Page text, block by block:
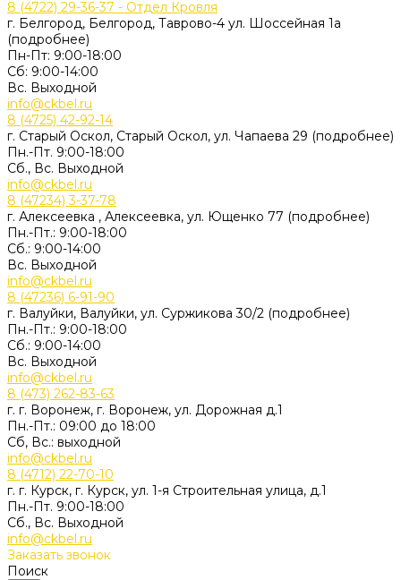
8 (4722) 29-36-37 - Отдел Кровля
г. Белгород, Белгород, Таврово-4 ул. Шоссейная 1а
(подробнее)
Пн-Пт: 9:00-18:00
Cб: 9:00-14:00
Вс. Выходной
info@ckbel.ru
8 (4725) 42-92-14
г. Старый Оскол, Старый Оскол, ул. Чапаева 29 (подробнее)
Пн.-Пт. 9:00-18:00
Сб., Вс. Выходной
info@ckbel.ru
8 (47234) 3-37-78
г. Алексеевка , Алексеевка, ул. Ющенко 77 (подробнее)
Пн.-Пт.: 9:00-18:00
Сб.: 9:00-14:00
Вс. Выходной
info@ckbel.ru
8 (47236) 6-91-90
г. Валуйки, Валуйки, ул. Суржикова 30/2 (подробнее)
Пн.-Пт.: 9:00-18:00
Сб.: 9:00-14:00
Вс. Выходной
info@ckbel.ru
8 (473) 262-83-63
г. г. Воронеж, г. Воронеж, ул. Дорожная д.1
Пн.-Пт.: 09:00 до 18:00
Сб, Вс.: выходной
info@ckbel.ru
8 (4712) 22-70-10
г. г. Курск, г. Курск, ул. 1-я Строительная улица, д.1
Пн.-Пт. 9:00-18:00
Сб., Вс. Выходной
info@ckbel.ru
Заказать звонок
Поиск